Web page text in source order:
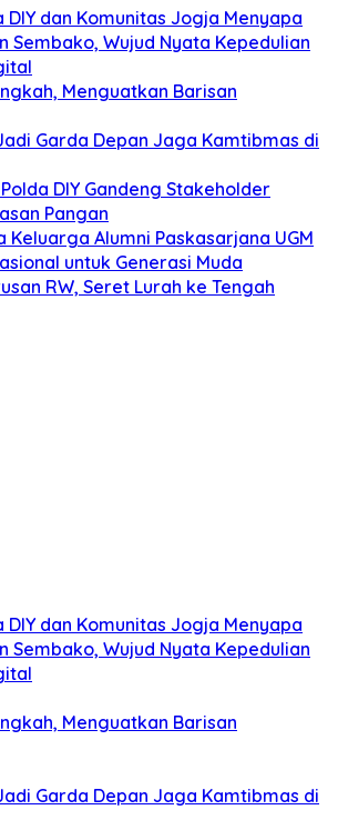
DIY dan Komunitas Jogja Menyapa
Sembako, Wujud Nyata Kepedulian
Menguatkan Barisan
Garda Depan Jaga Kamtibmas di
DIY Gandeng Stakeholder
Pangan
Keluarga Alumni Paskasarjana UGM
untuk Generasi Muda
RW, Seret Lurah ke Tengah
DIY dan Komunitas Jogja Menyapa
Sembako, Wujud Nyata Kepedulian
Menguatkan Barisan
Garda Depan Jaga Kamtibmas di